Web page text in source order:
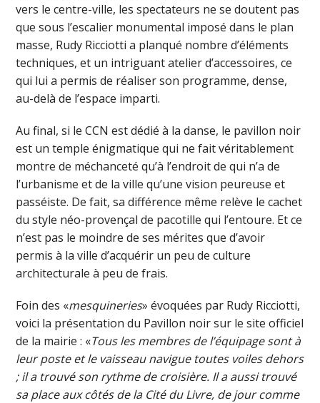
vers le centre-ville, les spectateurs ne se doutent pas
que sous l’escalier monumental imposé dans le plan
masse, Rudy Ricciotti a planqué nombre d’éléments
techniques, et un intriguant atelier d’accessoires, ce
qui lui a permis de réaliser son programme, dense,
au-delà de l’espace imparti.
Au final, si le CCN est dédié à la danse, le pavillon noir
est un temple énigmatique qui ne fait véritablement
montre de méchanceté qu’à l’endroit de qui n’a de
l’urbanisme et de la ville qu’une vision peureuse et
passéiste. De fait, sa différence même relève le cachet
du style néo-provençal de pacotille qui l’entoure. Et ce
n’est pas le moindre de ses mérites que d’avoir
permis à la ville d’acquérir un peu de culture
architecturale à peu de frais.
Foin des «mesquineries» évoquées par Rudy Ricciotti,
voici la présentation du Pavillon noir sur le site officiel
de la mairie : «Tous les membres de l’équipage sont à
leur poste et le vaisseau navigue toutes voiles dehors
; il a trouvé son rythme de croisière. Il a aussi trouvé
sa place aux côtés de la Cité du Livre, de jour comme